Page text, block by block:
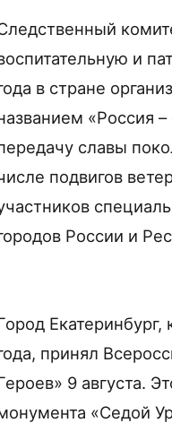
и
в стране
«Россия
славы
подвигов
России и
принял
9 августа.
«Седой